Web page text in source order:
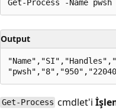
Output
Get-Process cmdlet'i